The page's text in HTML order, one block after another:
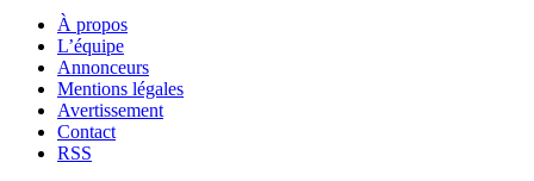
À propos
L’équipe
Annonceurs
Mentions légales
Avertissement
Contact
RSS